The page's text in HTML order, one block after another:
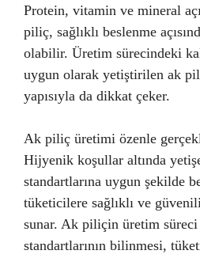
Protein, vitamin ve mineral
piliç, sağlıklı beslenme
olabilir. Üretim sürecindeki
uygun olarak yetiştirilen ak
yapısıyla da dikkat çeker.
Ak piliç üretimi özenle
Hijyenik koşullar altında
standartlarına uygun şekilde
tüketicilere sağlıklı ve
sunar. Ak piliçin üretim
standartlarının bilinmesi,